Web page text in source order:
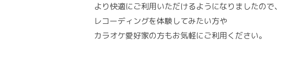
より快適にご利用いただけるようになりましたので、
レコーディングを体験してみたい方や
カラオケ愛好家の方もお気軽にご利用ください。